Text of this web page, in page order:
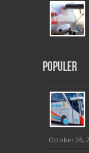
Populer
October 26,